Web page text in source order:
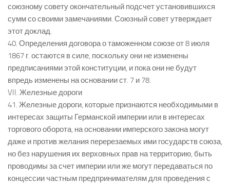
союзному совету окончательный подсчет установившихся
сумм со своими замечаниями. Союзный совет утверждает
этот доклад.
40. Определения договора о таможенном союзе от 8 июля
1867 г. остаются в силе, поскольку они не изменены
предписаниями этой конституции, и пока они не будут
впредь изменены на основании ст. 7 и 78.
VII. Железные дороги
41. Железные дороги, которые признаются необходимыми в
интересах защиты Германской империи или в интересах
торгового оборота, на основании имперского закона могут
даже и против желания перерезаемых ими государств союза,
но без нарушения их верховных прав на территорию, быть
проводимы за счет империи или же могут передаваться по
концессии частным предпринимателям для проведения с